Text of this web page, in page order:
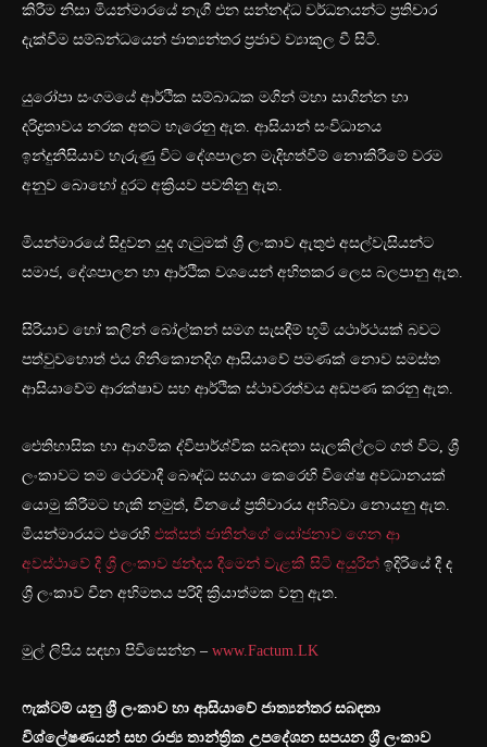
කිරීම නිසා මියන්මාරයේ නැගී එන සන්නද්ධ වර්ධනයන්ට ප්‍රතිචාර
දැක්වීම සම්බන්ධයෙන් ජාත්‍යන්තර ප්‍රජාව ව්‍යාකූල වී සිටී.
යුරෝපා සංගමයේ ආර්ථික සම්බාධක මගින් මහා සාගින්න හා
දරිද්‍රතාවය නරක අතට හැරෙනු ඇත. ආසියාන් සංවිධානය
ඉන්දුනීසියාව හැරුණු විට දේශපාලන මැදිහත්වීම් නොකිරීමේ වරම
අනුව බොහෝ දුරට අක්‍රියව පවතිනු ඇත.
මියන්මාරයේ සිදුවන යුද ගැටුමක් ශ්‍රී ලංකාව ඇතුළු අසල්වැසියන්ට
සමාජ, දේශපාලන හා ආර්ථික වශයෙන් අහිතකර ලෙස බලපානු ඇත.
සිරියාව හෝ කලින් බෝල්කන් සමග සැසඳීම් භූමි යථාර්ථයක් බවට
පත්වුවහොත් එය ගිනිකොනදිග ආසියාවේ පමණක් නොව සමස්ත
ආසියාවේම ආරක්ෂාව සහ ආර්ථික ස්ථාවරත්වය අඩපණ කරනු ඇත.
ඓතිහාසික හා ආගමික ද්විපාර්ශ්වික සබඳතා සැලකිල්ලට ගත් විට, ශ්‍රී
ලංකාවට තම ථෙරවාදී බෞද්ධ සගයා කෙරෙහි විශේෂ අවධානයක්
යොමු කිරීමට හැකි නමුත්, චීනයේ ප්‍රතිචාරය අභිබවා නොයනු ඇත.
මියන්මාරයට එරෙහි එක්සත් ජාතීන්ගේ යෝජනාව ගෙන ආ
අවස්ථාවේ දී ශ්‍රී ලංකාව ඡන්දය දීමෙන් වැළකී සිටි අයුරින් ඉදිරියේ දී ද
ශ්‍රී ලංකාව චීන අභිමතය පරිදි ක්‍රියාත්මක වනු ඇත.
මුල් ලිපිය සඳහා පිවිසෙන්න – www.Factum.LK
ෆැක්ටම් යනු ශ්‍රී ලංකාව හා ආසියාවේ ජාත්‍යන්තර සබඳතා
විශ්ලේෂණයන් සහ රාජ්‍ය තාන්ත්‍රික උපදේශන සපයන ශ්‍රී ලංකාව